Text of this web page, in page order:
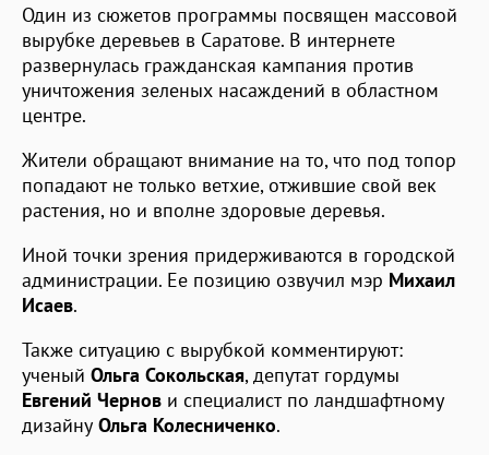
Один из сюжетов программы посвящен массовой
вырубке деревьев в Саратове. В интернете
развернулась гражданская кампания против
уничтожения зеленых насаждений в областном
центре.
Жители обращают внимание на то, что под топор
попадают не только ветхие, отжившие свой век
растения, но и вполне здоровые деревья.
Иной точки зрения придерживаются в городской
администрации. Ее позицию озвучил мэр Михаил
Исаев.
Также ситуацию с вырубкой комментируют:
ученый Ольга Сокольская, депутат гордумы
Евгений Чернов и специалист по ландшафтному
дизайну Ольга Колесниченко.